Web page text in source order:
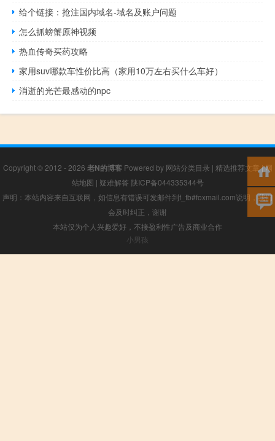
给个链接：抢注国内域名-域名及账户问题
怎么抓螃蟹原神视频
热血传奇买药攻略
家用suv哪款车性价比高（家用10万左右买什么车好）
消逝的光芒最感动的npc
Copyright © 2012 - 2026 老N的博客Powered by 网站分类目录 | 精选推荐文章|网
站地图 | 疑难解答 陕ICP备044335344号
声明：本站内容来自互联网，如信息有错误可发邮件到f_fb#foxmail.com说明，我们
会及时纠正，谢谢
本站仅为个人兴趣爱好，不接盈利性广告及商业合作
小男孩